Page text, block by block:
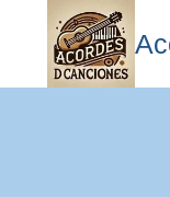
contenido